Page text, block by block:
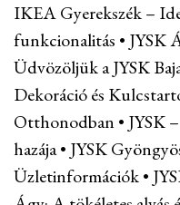
IKEA Gyerekszék –
funkcionalitás • JYSK
Üdvözöljük a JYSK
Dekoráció és
Otthonodban • JYSK
hazája• JYSK
Üzletinformációk•